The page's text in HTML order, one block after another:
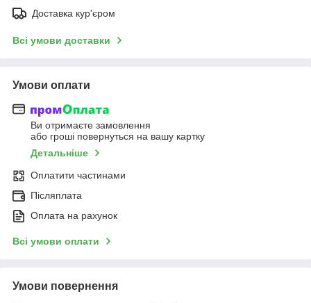
Доставка кур'єром
Всі умови доставки
Умови оплати
Ви отримаєте замовлення
або гроші повернуться на вашу картку
Детальніше
Оплатити частинами
Післяплата
Оплата на рахунок
Всі умови оплати
Умови повернення